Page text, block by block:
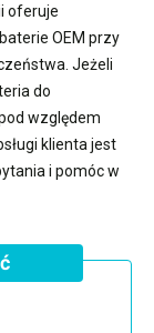
oferuje
OEM przy
Jeżeli
do
względem
klienta jest
i pomóc w